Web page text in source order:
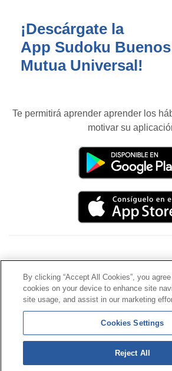
¡Descárgate la
App Sudoku
Mutua Universal!
Te permitirá aprender aprender los
motivar su
Contacto|Perfil del contratante|
Línea Universal 900 203 203|Zona
Prestaciones Especiales|Zona
© Mutua Universal 2026 | Mapa del
Política de Protección de Datos
cookies
By clicking “Accept All Cookies”, you
cookies on your device to enhance site
site usage, and assist in our marketing
Cookies Settings
Reject All